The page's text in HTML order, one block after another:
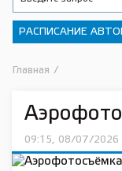
РАСПИСАНИЕ
Главная /
09:15, 08/07/2026